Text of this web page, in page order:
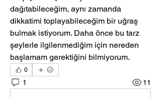
dağıtabileceğim, aynı zamanda
dikkatimi toplayabileceğim bir uğraş
bulmak istiyorum. Daha önce bu tarz
şeylerle ilgilenmediğim için nereden
başlamam gerektiğini bilmiyorum.
0
1 11